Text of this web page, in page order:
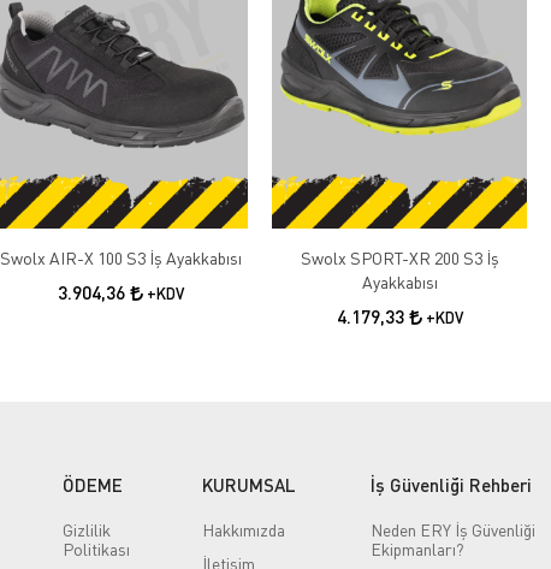
Swolx AIR-X 100 S3 İş Ayakkabısı
3.904,36 +KDV
Swolx SPORT-XR 200 S3 İş
Ayakkabısı
4.179,33 +KDV
ÖDEME
Gizlilik
Politikası
KURUMSAL
Hakkımızda
İletişim
İş Güvenliği Rehberi
Neden ERY İş Güvenliği
Ekipmanları?